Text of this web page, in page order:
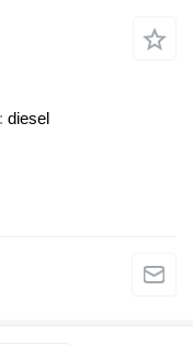
diesel